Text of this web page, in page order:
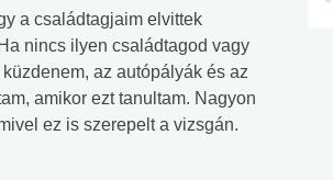
a családtagjaim elvittek
nincs ilyen családtagod vagy
az autópályák és az
amikor ezt tanultam. Nagyon
ez is szerepelt a vizsgán.